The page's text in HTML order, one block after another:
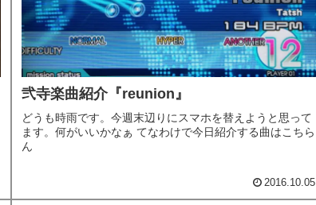
弐寺楽曲紹介『reunion』
どうも時雨です。今週末辺りにスマホを替えようと思って
ます。何がいいかなぁ てなわけで今日紹介する曲はこちら
ん
2016.10.05